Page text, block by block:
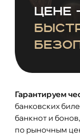
цене
Гарантируем
банковских
банкнот и
по рыночным